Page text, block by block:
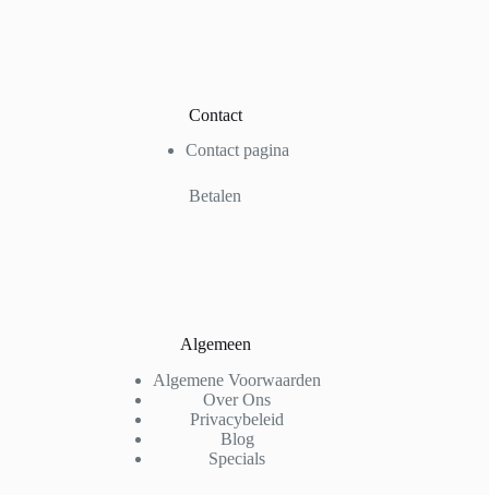
Contact
Contact pagina
Betalen
Algemeen
Algemene Voorwaarden
Over Ons
Privacybeleid
Blog
Specials